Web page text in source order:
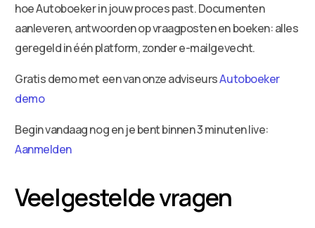
hoe Autoboeker in jouw proces past. Documenten
aanleveren, antwoorden op vraagposten en boeken: alles
geregeld in één platform, zonder e-mailgevecht.
Gratis demo met een van onze adviseursAutoboeker
demo
Begin vandaag nog en je bent binnen 3 minuten live:
Aanmelden
Veelgestelde vragen